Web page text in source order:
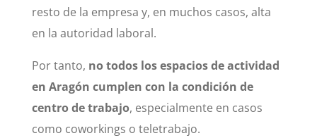
resto de la empresa y, en muchos casos, alta
en la autoridad laboral.
Por tanto, no todos los espacios de actividad
en Aragón cumplen con la condición de
centro de trabajo, especialmente en casos
como coworkings o teletrabajo.